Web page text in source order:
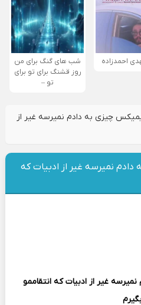
احمدزاده
شب های گنگ برای من
روز قشنگ برای تو برای
تو –
چیزی به دادم نمیرسه غیر از
نمیرسه غیر از ادبیات که
غیر از ادبیات که انتقاممو